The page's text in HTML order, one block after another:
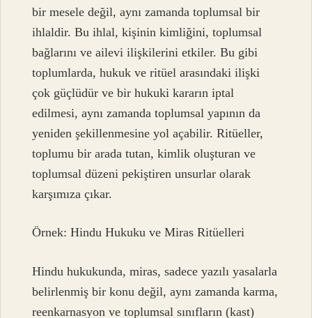
bir mesele değil, aynı zamanda toplumsal bir
ihlaldir. Bu ihlal, kişinin kimliğini, toplumsal
bağlarını ve ailevi ilişkilerini etkiler. Bu gibi
toplumlarda, hukuk ve ritüel arasındaki ilişki
çok güçlüdür ve bir hukuki kararın iptal
edilmesi, aynı zamanda toplumsal yapının da
yeniden şekillenmesine yol açabilir. Ritüeller,
toplumu bir arada tutan, kimlik oluşturan ve
toplumsal düzeni pekiştiren unsurlar olarak
karşımıza çıkar.
Örnek: Hindu Hukuku ve Miras Ritüelleri
Hindu hukukunda, miras, sadece yazılı yasalarla
belirlenmiş bir konu değil, aynı zamanda karma,
reenkarnasyon ve toplumsal sınıfların (kast)